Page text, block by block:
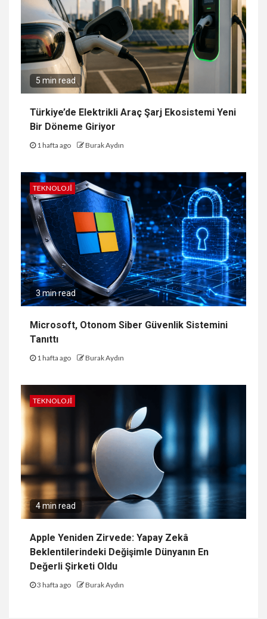
5 min read
Türkiye’de Elektrikli Araç Şarj Ekosistemi Yeni
Bir Döneme Giriyor
1 hafta ago Burak Aydın
TEKNOLOJI
3 min read
Microsoft, Otonom Siber Güvenlik Sistemini
Tanıttı
1 hafta ago Burak Aydın
TEKNOLOJI
4 min read
Apple Yeniden Zirvede: Yapay Zekâ
Beklentilerindeki Değişimle Dünyanın En
Değerli Şirketi Oldu
3 hafta ago Burak Aydın